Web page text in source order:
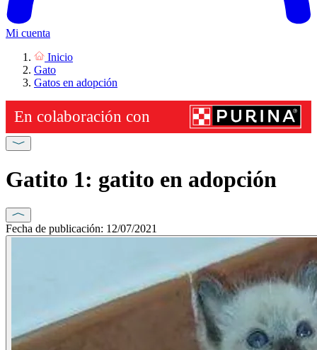
Mi cuenta
Inicio
Gato
Gatos en adopción
Gatito 1: gatito en adopción
Fecha de publicación: 12/07/2021